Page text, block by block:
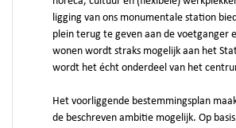
ligging van ons monumentale station
plein terug te geven aan de voetganger
wonen wordt straks mogelijk aan het
wordt het écht onderdeel van het
Het voorliggende bestemmingsplan
de beschreven ambitie mogelijk. Op